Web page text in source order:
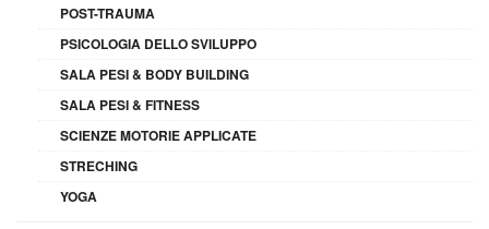
POST-TRAUMA
PSICOLOGIA DELLO SVILUPPO
SALA PESI & BODY BUILDING
SALA PESI & FITNESS
SCIENZE MOTORIE APPLICATE
STRECHING
YOGA